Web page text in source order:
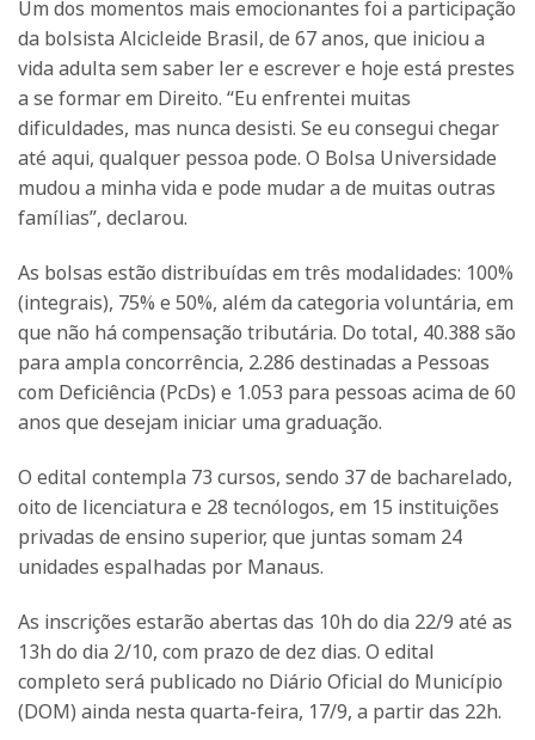
Um dos momentos mais emocionantes foi a participação
da bolsista Alcicleide Brasil, de 67 anos, que iniciou a
vida adulta sem saber ler e escrever e hoje está prestes
a se formar em Direito. “Eu enfrentei muitas
dificuldades, mas nunca desisti. Se eu consegui chegar
até aqui, qualquer pessoa pode. O Bolsa Universidade
mudou a minha vida e pode mudar a de muitas outras
famílias”, declarou.
As bolsas estão distribuídas em três modalidades: 100%
(integrais), 75% e 50%, além da categoria voluntária, em
que não há compensação tributária. Do total, 40.388 são
para ampla concorrência, 2.286 destinadas a Pessoas
com Deficiência (PcDs) e 1.053 para pessoas acima de 60
anos que desejam iniciar uma graduação.
O edital contempla 73 cursos, sendo 37 de bacharelado,
oito de licenciatura e 28 tecnólogos, em 15 instituições
privadas de ensino superior, que juntas somam 24
unidades espalhadas por Manaus.
As inscrições estarão abertas das 10h do dia 22/9 até as
13h do dia 2/10, com prazo de dez dias. O edital
completo será publicado no Diário Oficial do Município
(DOM) ainda nesta quarta-feira, 17/9, a partir das 22h.